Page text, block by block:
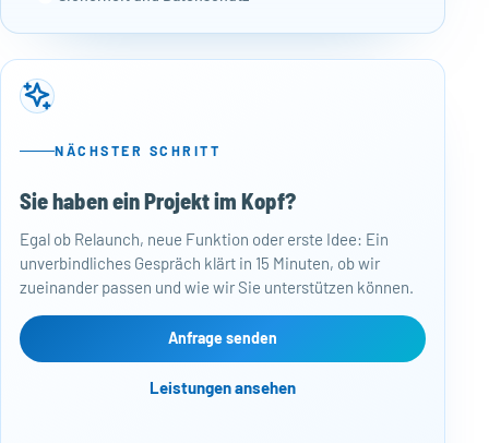
NÄCHSTER SCHRITT
Sie haben ein Projekt im Kopf?
Egal ob Relaunch, neue Funktion oder erste Idee: Ein
unverbindliches Gespräch klärt in 15 Minuten, ob wir
zueinander passen und wie wir Sie unterstützen können.
Anfrage senden
Leistungen ansehen